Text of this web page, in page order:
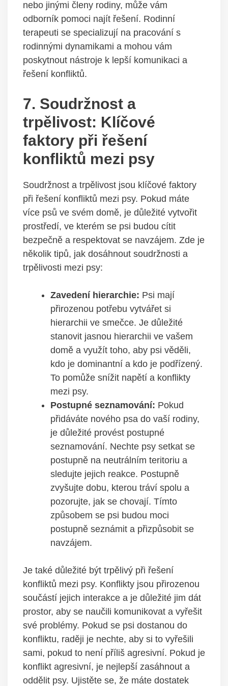
nebo jinými členy rodiny, může vám
odborník pomoci najít řešení. Rodinní
terapeuti se specializují na pracování s‌
rodinnými⁢ dynamikami a mohou vám
⁢poskytnout⁢ nástroje ‌k lepší komunikaci a
řešení konfliktů.
7. Soudržnost⁤ a
trpělivost: Klíčové
faktory při řešení
konfliktů mezi psy
Soudržnost a trpělivost jsou klíčové faktory
při řešení konfliktů mezi psy. Pokud máte
více psů ve svém domě, je důležité vytvořit
prostředí, ve kterém se psi budou cítit
bezpečně a‌ respektovat se navzájem. Zde je
několik tipů, ⁢jak dosáhnout ‌soudržnosti a
trpělivosti mezi psy:
Zavedení hierarchie: Psi mají
přirozenou potřebu vytvářet si
hierarchii ve smečce. Je důležité
stanovit jasnou ⁢hierarchii ve vašem
domě a‌ využít toho, aby psi věděli,
kdo je dominantní a kdo je podřízený.
To pomůže snížit napětí a konflikty
mezi psy.
Postupné seznamování: ⁤Pokud⁣
přidáváte nového psa do ‌vaší rodiny,
je důležité provést postupné
seznamování. Nechte psy setkat se
postupně na neutrálním teritoriu a
sledujte jejich⁣ reakce. Postupně
zvyšujte dobu, kterou tráví spolu a
pozorujte, jak se chovají. Tímto
způsobem se ⁤psi‌ budou moci
postupně seznámit⁣ a přizpůsobit se
navzájem.
Je‍ také důležité být trpělivý při řešení
konfliktů mezi psy.‍ Konflikty jsou přirozenou
součástí jejich interakce a je důležité jim dát
‌prostor, aby se naučili komunikovat⁢ a vyřešit
své ​problémy.⁣ Pokud se psi⁣ dostanou do
konfliktu, raději je nechte, aby si to vyřešili
sami, pokud‌ to ​není příliš ​agresivní.⁣ Pokud⁣ je
konflikt agresivní, je nejlepší zasáhnout a‌
oddělit psy. Ujistěte se, že⁣ máte‍ dostatek